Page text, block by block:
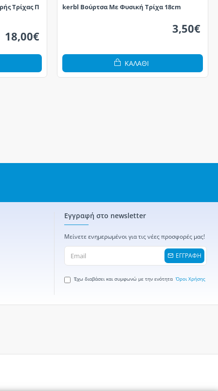
Τρίχας Π
18,00€
kerbl Βούρτσα Με Φυσική Τρίχα 18cm
3,50€
ΚΑΛΆΘΙ
Εγγραφή στο newsletter
Μείνετε ενημερωμένοι για τις νέες προσφορές μας!
ΕΓΓΡΑΦΗ
Έχω διαβάσει και συμφωνώ με την ενότητα Όροι Χρήσης